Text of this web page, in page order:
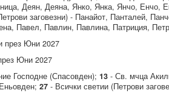
Деян, Деяна, Янко, Янка, Янчо, Енчо,
заговезни) - Панайот, Панталей,
Павел, Павлин, Павлина, Патриция,
през Юни 2027
Юни 2027
Господне (Спасовден); 13- Св. мчца
27- Всички светии (Петрови